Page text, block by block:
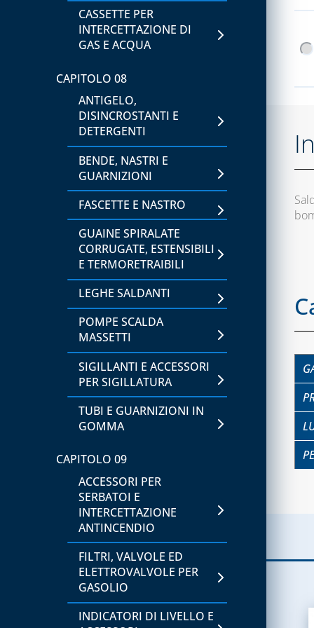
STRUMENTI DI MISURA,
TEMPERATURA E
UMIDITÀ
IGIENIZZAZIONE
IMPIANTI
CAPITOLO 07
ACCESSORI PER
BOMBOLE GAS
BOMBOLE E GAS
REFRIGERANTE
BOMBOLE VUOTE E
ACCESSORI
CAPITOLO 08
RACCORDERIA IN RAME E
OTTONE
TUBI DI RAME, IN ROTOLI
O VERGHE
CAPITOLO 09
STAFFE
CAPITOLO 10
SUPPORTI E PROTEZIONI
CAPITOLO 11
CLIMA COVER
ACCESSORI PER IL
COMPLETAMENTO
ESTETICO E RICAMBI
CASSETTE PER
INTERCETTAZIONE DI
GAS E ACQUA
CAPITOLO 08
ANTIGELO,
DISINCROSTANTI E
DETERGENTI
BENDE, NASTRI E
GUARNIZIONI
FASCETTE E NASTRO
GUAINE SPIRALATE
CORRUGATE, ESTENSIBILI
E TERMORETRAIBILI
LEGHE SALDANTI
POMPE SCALDA
MASSETTI
SIGILLANTI E ACCESSORI
PER SIGILLATURA
TUBI E GUARNIZIONI IN
GOMMA
CAPITOLO 09
ACCESSORI PER
SERBATOI E
INTERCETTAZIONE
ANTINCENDIO
FILTRI, VALVOLE ED
ELETTROVALVOLE PER
GASOLIO
INDICATORI DI LIVELLO E